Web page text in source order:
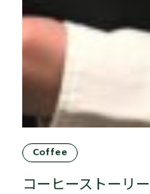
Coffee
コーヒーストーリ